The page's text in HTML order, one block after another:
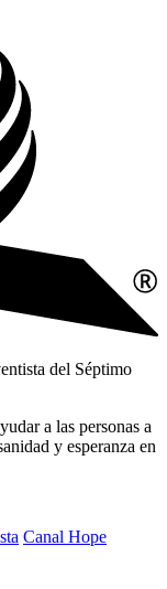
del Séptimo
a las personas a
y esperanza en
Canal Hope